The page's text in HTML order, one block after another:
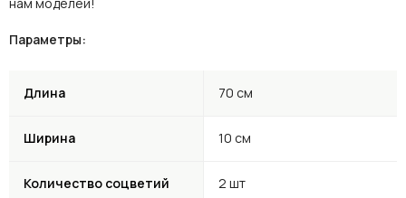
Параметры:
Длина 70 см
Ширина 10 см
Количество соцветий 2 шт